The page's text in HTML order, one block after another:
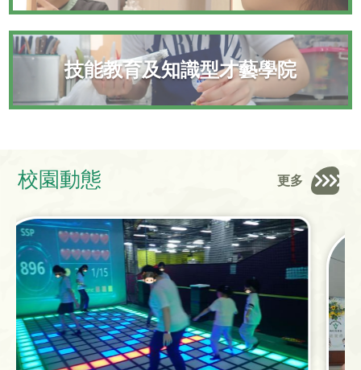
技能教育及知識型才藝學院
校園動態 更多